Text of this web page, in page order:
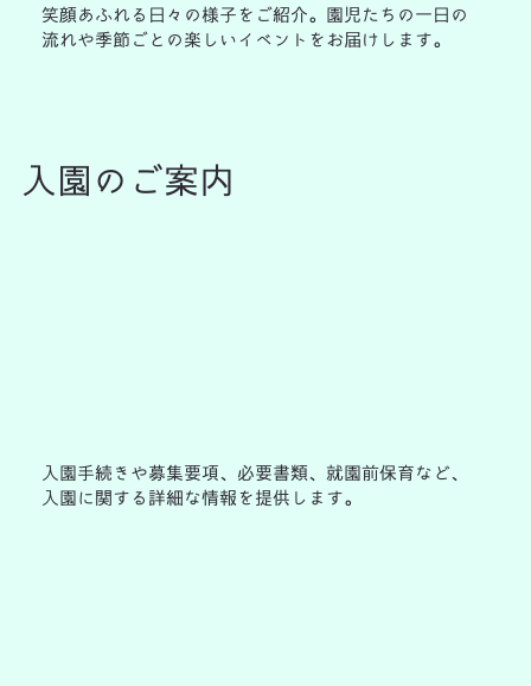
笑顔あふれる日々の様子をご紹介。園児たちの一日の
流れや季節ごとの楽しいイベントをお届けします。
入園のご案内
入園手続きや募集要項、必要書類、就園前保育など、
入園に関する詳細な情報を提供します。